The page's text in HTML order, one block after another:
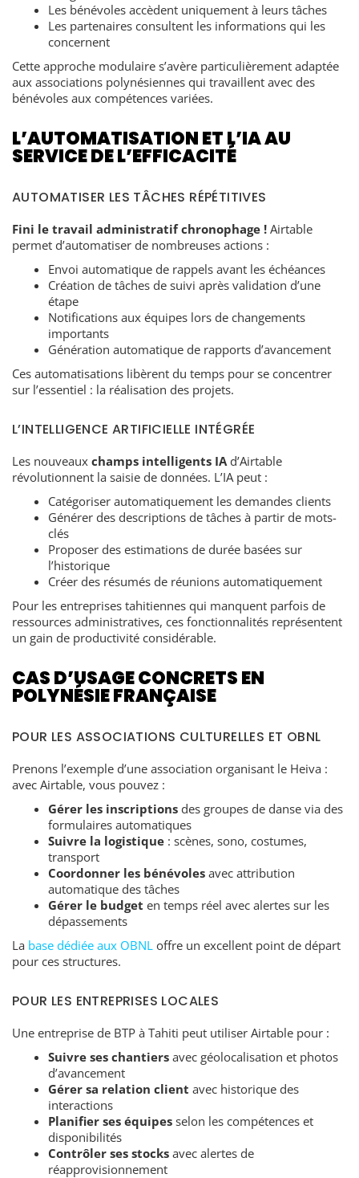
Les bénévoles accèdent uniquement à leurs tâches
Les partenaires consultent les informations qui les
concernent
Cette approche modulaire s’avère particulièrement adaptée
aux associations polynésiennes qui travaillent avec des
bénévoles aux compétences variées.
L’AUTOMATISATION ET L’IA AU
SERVICE DE L’EFFICACITÉ
AUTOMATISER LES TÂCHES RÉPÉTITIVES
Fini le travail administratif chronophage ! Airtable
permet d’automatiser de nombreuses actions :
Envoi automatique de rappels avant les échéances
Création de tâches de suivi après validation d’une
étape
Notifications aux équipes lors de changements
importants
Génération automatique de rapports d’avancement
Ces automatisations libèrent du temps pour se concentrer
sur l’essentiel : la réalisation des projets.
L’INTELLIGENCE ARTIFICIELLE INTÉGRÉE
Les nouveaux champs intelligents IA d’Airtable
révolutionnent la saisie de données. L’IA peut :
Catégoriser automatiquement les demandes clients
Générer des descriptions de tâches à partir de mots-
clés
Proposer des estimations de durée basées sur
l’historique
Créer des résumés de réunions automatiquement
Pour les entreprises tahitiennes qui manquent parfois de
ressources administratives, ces fonctionnalités représentent
un gain de productivité considérable.
CAS D’USAGE CONCRETS EN
POLYNÉSIE FRANÇAISE
POUR LES ASSOCIATIONS CULTURELLES ET OBNL
Prenons l’exemple d’une association organisant le Heiva :
avec Airtable, vous pouvez :
Gérer les inscriptions des groupes de danse via des
formulaires automatiques
Suivre la logistique : scènes, sono, costumes,
transport
Coordonner les bénévoles avec attribution
automatique des tâches
Gérer le budget en temps réel avec alertes sur les
dépassements
La base dédiée aux OBNL offre un excellent point de départ
pour ces structures.
POUR LES ENTREPRISES LOCALES
Une entreprise de BTP à Tahiti peut utiliser Airtable pour :
Suivre ses chantiers avec géolocalisation et photos
d’avancement
Gérer sa relation client avec historique des
interactions
Planifier ses équipes selon les compétences et
disponibilités
Contrôler ses stocks avec alertes de
réapprovisionnement